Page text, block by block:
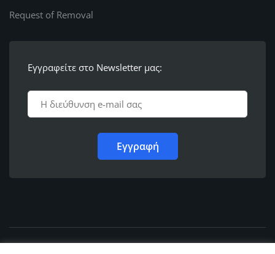
Request of Removal
Εγγραφείτε στο Newsletter μας: